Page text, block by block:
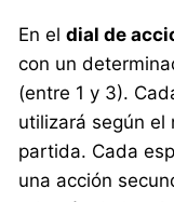
En eldial de
con un
(entre 1 y 3).
utilizará según el
partida. Cada
una acción